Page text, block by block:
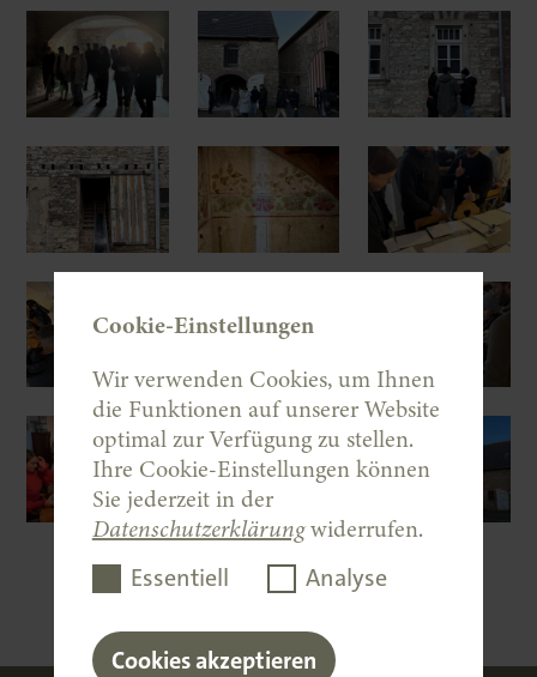
Cookie-Einstellungen
Wir verwenden Cookies, um Ihnen
die Funktionen auf unserer Website
optimal zur Verfügung zu stellen.
Ihre Cookie-Einstellungen können
Sie jederzeit in der
Datenschutzerklärungwiderrufen.
Essentiell Analyse
Cookies akzeptieren